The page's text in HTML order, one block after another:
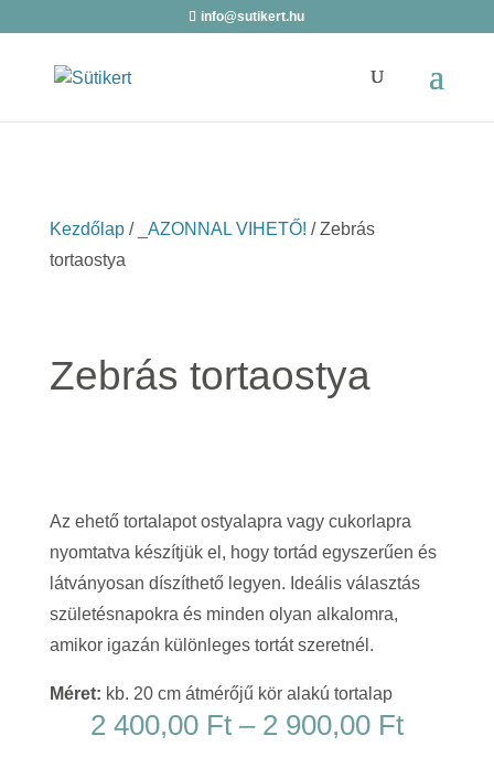
info@sutikert.hu
Kezdőlap/ _AZONNAL VIHETŐ! / Zebrás
tortaostya
Zebrás tortaostya
Az ehető tortalapot ostyalapra vagy cukorlapra
nyomtatva készítjük el, hogy tortád egyszerűen és
látványosan díszíthető legyen. Ideális választás
születésnapokra és minden olyan alkalomra,
amikor igazán különleges tortát szeretnél.
Méret: kb. 20 cm átmérőjű kör alakú tortalap
2 400,00 Ft – 2 900,00 Ft